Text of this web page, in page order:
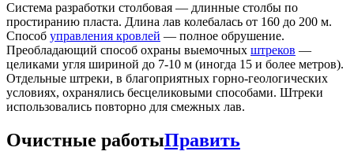
Система разработки столбовая — длинные столбы по
простиранию пласта. Длина лав колебалась от 160 до 200 м.
Способ управления кровлей — полное обрушение.
Преобладающий способ охраны выемочных штреков —
целиками угля шириной до 7-10 м (иногда 15 и более метров).
Отдельные штреки, в благоприятных горно-геологических
условиях, охранялись бесцеликовыми способами. Штреки
использовались повторно для смежных лав.
Очистные работыПравить